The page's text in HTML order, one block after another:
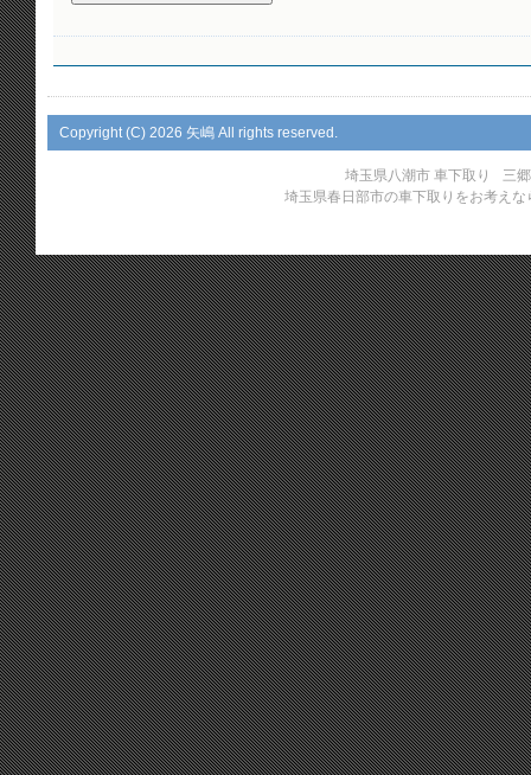
Copyright (C) 2026 矢嶋 All rights reserved.
埼玉県八潮市 車下取り
三
埼玉県春日部市の車下取りをお考えな